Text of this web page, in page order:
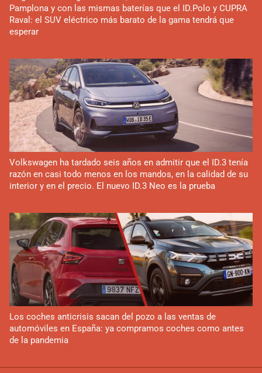
Pamplona y con las mismas baterías que el ID.Polo y CUPRA
Raval: el SUV eléctrico más barato de la gama tendrá que
esperar
Volkswagen ha tardado seis años en admitir que el ID.3 tenía
razón en casi todo menos en los mandos, en la calidad de su
interior y en el precio. El nuevo ID.3 Neo es la prueba
Los coches anticrisis sacan del pozo a las ventas de
automóviles en España: ya compramos coches como antes
de la pandemia